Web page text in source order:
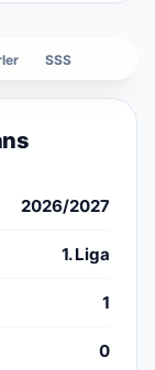
SSS
2026/2027
1. Liga
1
0